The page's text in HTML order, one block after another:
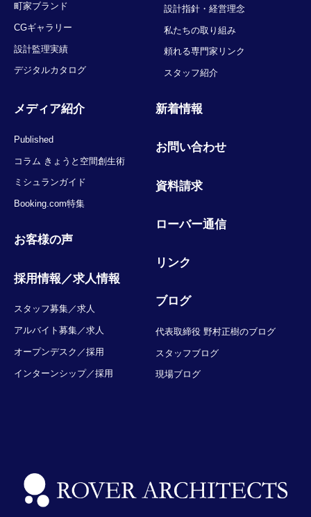
町家ブランド
CGギャラリー
設計監理実績
デジタルカタログ
設計指針・経営理念
私たちの取り組み
頼れる専門家リンク
スタッフ紹介
メディア紹介
Published
コラム きょうと空間創生術
ミシュランガイド
Booking.com特集
お客様の声
採用情報／求人情報
スタッフ募集／求人
アルバイト募集／求人
オープンデスク／採用
インターンシップ／採用
新着情報
お問い合わせ
資料請求
ローバー通信
リンク
ブログ
代表取締役 野村正樹のブログ
スタッフブログ
現場ブログ